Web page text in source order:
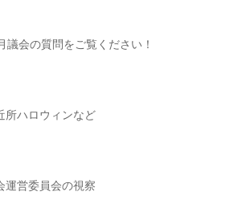
議会の質問をご覧ください！
所ハロウィンなど
運営委員会の視察